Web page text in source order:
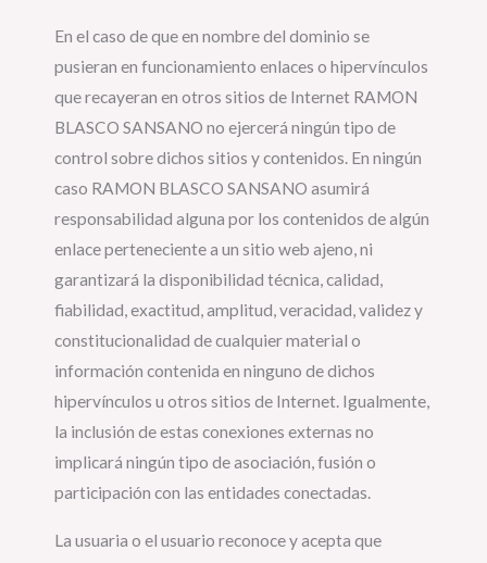
En el caso de que en nombre del dominio se
pusieran en funcionamiento enlaces o hipervínculos
que recayeran en otros sitios de Internet RAMON
BLASCO SANSANO no ejercerá ningún tipo de
control sobre dichos sitios y contenidos. En ningún
caso RAMON BLASCO SANSANO asumirá
responsabilidad alguna por los contenidos de algún
enlace perteneciente a un sitio web ajeno, ni
garantizará la disponibilidad técnica, calidad,
fiabilidad, exactitud, amplitud, veracidad, validez y
constitucionalidad de cualquier material o
información contenida en ninguno de dichos
hipervínculos u otros sitios de Internet. Igualmente,
la inclusión de estas conexiones externas no
implicará ningún tipo de asociación, fusión o
participación con las entidades conectadas.
La usuaria o el usuario reconoce y acepta que